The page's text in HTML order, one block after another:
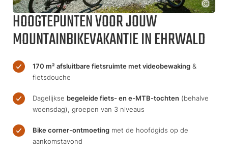
HOOGTEPUNTEN VOOR JOUW
MOUNTAINBIKEVAKANTIE IN EHRWALD
170 m² afsluitbare fietsruimte met videobewaking &
fietsdouche
Dagelijkse begeleide fiets- en e-MTB-tochten (behalve
woensdag), groepen van 3 niveaus
Bike corner-ontmoeting met de hoofdgids op de
aankomstavond